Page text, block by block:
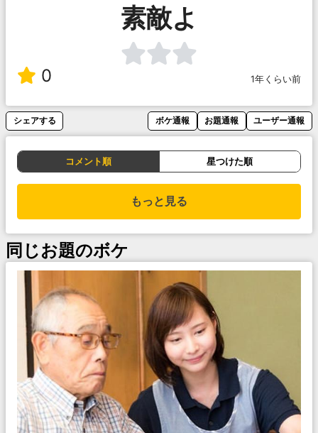
素敵よ
0 1年くらい前
シェアする ボケ通報 お題通報 ユーザー通報
コメント順 星つけた順
もっと見る
同じお題のボケ